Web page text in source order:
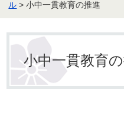
ル > 小中一貫教育の推進
小中一貫教育